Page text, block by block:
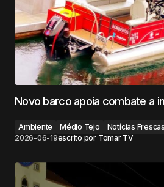
Novo barco apoia combate a
Ambiente Médio Tejo Notícias Frescas
2026-06-19escrito por Tomar TV